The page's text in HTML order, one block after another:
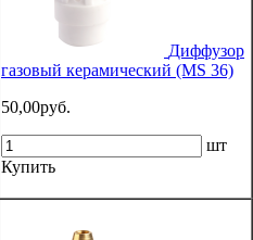
Диффузор
газовый керамический (MS 36)
50,00руб.
шт
Купить